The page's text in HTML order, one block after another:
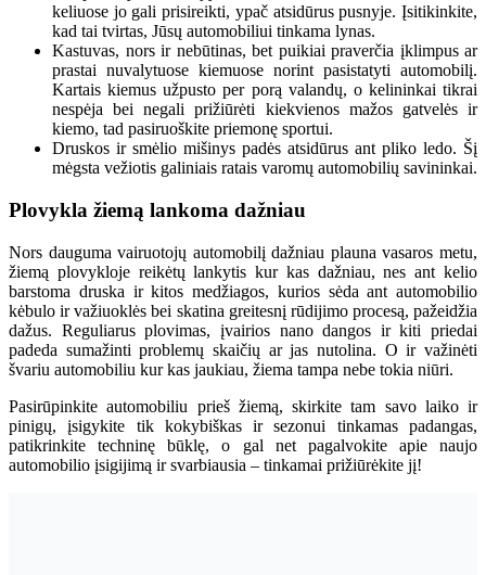
keliuose jo gali prisireikti, ypač atsidūrus pusnyje. Įsitikinkite,
kad tai tvirtas, Jūsų automobiliui tinkama lynas.
Kastuvas, nors ir nebūtinas, bet puikiai praverčia įklimpus ar
prastai nuvalytuose kiemuose norint pasistatyti automobilį.
Kartais kiemus užpusto per porą valandų, o kelininkai tikrai
nespėja bei negali prižiūrėti kiekvienos mažos gatvelės ir
kiemo, tad pasiruoškite priemonę sportui.
Druskos ir smėlio mišinys padės atsidūrus ant pliko ledo. Šį
mėgsta vežiotis galiniais ratais varomų automobilių savininkai.
Plovykla žiemą lankoma dažniau
Nors dauguma vairuotojų automobilį dažniau plauna vasaros metu,
žiemą plovykloje reikėtų lankytis kur kas dažniau, nes ant kelio
barstoma druska ir kitos medžiagos, kurios sėda ant automobilio
kėbulo ir važiuoklės bei skatina greitesnį rūdijimo procesą, pažeidžia
dažus. Reguliarus plovimas, įvairios nano dangos ir kiti priedai
padeda sumažinti problemų skaičių ar jas nutolina. O ir važinėti
švariu automobiliu kur kas jaukiau, žiema tampa nebe tokia niūri.
Pasirūpinkite automobiliu prieš žiemą, skirkite tam savo laiko ir
pinigų, įsigykite tik kokybiškas ir sezonui tinkamas padangas,
patikrinkite techninę būklę, o gal net pagalvokite apie naujo
automobilio įsigijimą ir svarbiausia – tinkamai prižiūrėkite jį!